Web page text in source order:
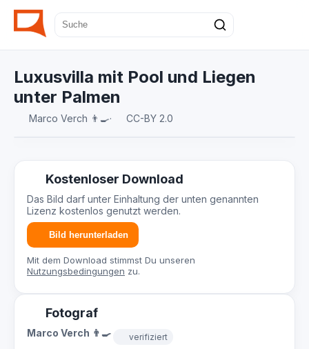
Luxusvilla mit Pool und Liegen
unter Palmen
Marco Verch 👨‍🍳· CC-BY 2.0
Kostenloser Download
Das Bild darf unter Einhaltung der unten genannten
Lizenz kostenlos genutzt werden.
Bild herunterladen
Mit dem Download stimmst Du unseren
Nutzungsbedingungen zu.
Fotograf
Marco Verch 👨‍🍳 verifiziert